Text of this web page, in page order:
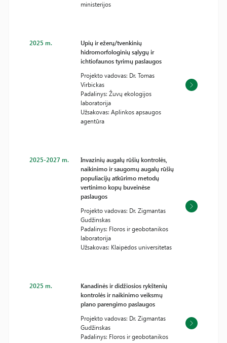
ministerijos
2025 m.
Upių ir ežerų/tvenkinių
hidromorfologinių sąlygų ir
ichtiofaunos tyrimų paslaugos
Projekto vadovas: Dr. Tomas
Virbickas
Padalinys: Žuvų ekologijos
laboratorija
Užsakovas: Aplinkos apsaugos
agentūra
2025-2027 m.
Invazinių augalų rūšių kontrolės,
naikinimo ir saugomų augalų rūšių
populiacijų atkūrimo metodų
vertinimo kopų buveinėse
paslaugos
Projekto vadovas: Dr. Zigmantas
Gudžinskas
Padalinys: Floros ir geobotanikos
laboratorija
Užsakovas: Klaipėdos universitetas
2025 m.
Kanadinės ir didžiosios rykštenių
kontrolės ir naikinimo veiksmų
plano parengimo paslaugos
Projekto vadovas: Dr. Zigmantas
Gudžinskas
Padalinys: Floros ir geobotanikos